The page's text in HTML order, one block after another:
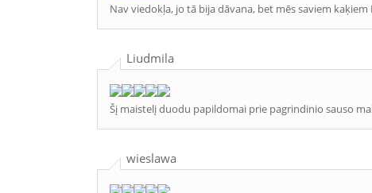
Nav viedokļa, jo tā bija dāvana, bet mēs saviem
Liudmila
Šį maistelį duodu papildomai prie pagrindinio sauso
wieslawa